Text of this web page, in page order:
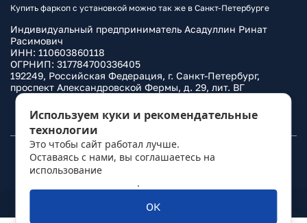
Купить фаркоп с установкой можно так же в Санкт-Петербурге
Индивидуальный предприниматель Асадуллин Ринат
Расимович
ИНН: 110603860118
ОГРНИП: 317784700336405
192249, Российская Федерация, г. Санкт-Петербург,
проспект Александровской Фермы, д. 29, лит. ВГ
Политика конфиденциальности
© 2010– 2026Фаркоп.ру
Используем куки и рекомендательные
технологии
Это чтобы сайт работал лучше.
Оставаясь с нами, вы соглашаетесь на
использование
.
ОК